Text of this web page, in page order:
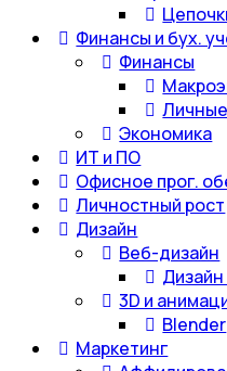
Финансы и бух.
Финансы
Экономика
ИТ и ПО
Офисное прог.
Личностный рост
Дизайн
Веб-дизайн
3D и
Blender
Маркетинг